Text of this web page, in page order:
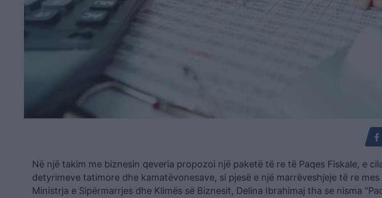
Në një takim me biznesin qeveria propozoi një paketë të re të Paqes Fiskale, e
detyrimeve tatimore dhe kamatëvonesave, si pjesë e një marrëveshjeje të re
Ministrja e Sipërmarrjes dhe Klimës së Biznesit, Delina Ibrahimaj tha se nisma